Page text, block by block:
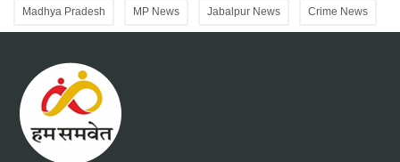
Madhya Pradesh MP News Jabalpur News Crime News